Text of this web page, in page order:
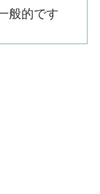
般的です